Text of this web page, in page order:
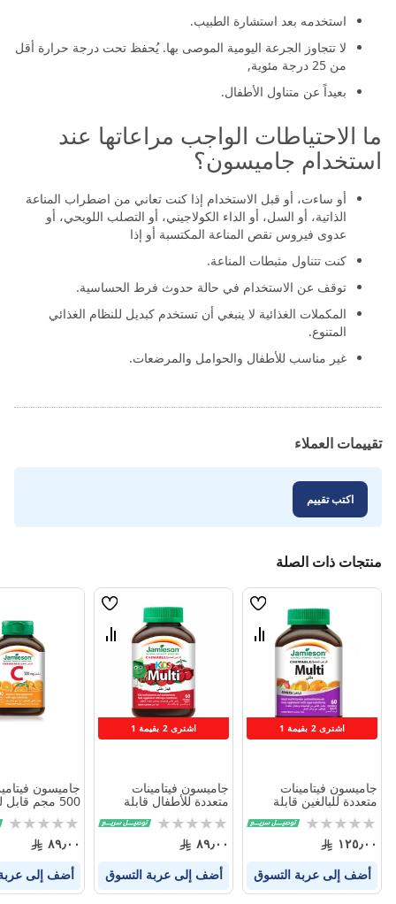
استخدمه بعد استشارة الطبيب.
لا تتجاوز الجرعة اليومية الموصى بها. يُحفظ تحت درجة حرارة أقل
من 25 درجة مئوية,
بعيداً عن متناول الأطفال.
ما الاحتياطات الواجب مراعاتها عند
استخدام جاميسون؟
أو ساءت، أو قبل الاستخدام إذا كنت تعاني من اضطراب المناعة
الذاتیة، أو السل، أو الداء الكولاجیني، أو التصلب اللویحي، أو
عدوى فیروس نقص المناعة المكتسبة أو إذا
كنت تتناول مثبطات المناعة.
توقف عن الاستخدام في حالة حدوث فرط الحساسیة.
المكملات الغذائیة لا ینبغي أن تستخدم كبدیل للنظام الغذائي
المتنوع.
غیر مناسب للأطفال والحوامل والمرضعات.
تقييمات العملاء
اكتب تقييم
منتجات ذات الصلة
اشترى 2 بقيمة 1
قائمة
قارن
جاميسون فيتامينات
متعددة للبالغين قابلة
للمضغ بنكهة الحمضيات
60 قطعة
Rating:
١٢٥٫٠٠
أضف إلى عربة التسوق
اشترى 2 بقيمة 1
قائمة
قارن
جاميسون فيتامينات
متعددة للأطفال قابلة
Rating:
٨٩٫٠٠
أضف إلى عربة التسوق
جاميسون
Rating:
٨٩٫٠٠
أضف إلى